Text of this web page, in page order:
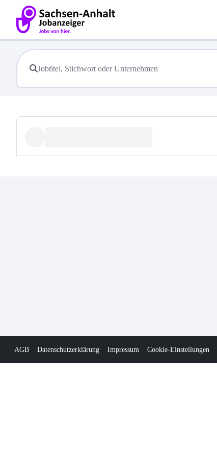
AGB Datenschutzerklärung Impressum Cookie-Einstellungen